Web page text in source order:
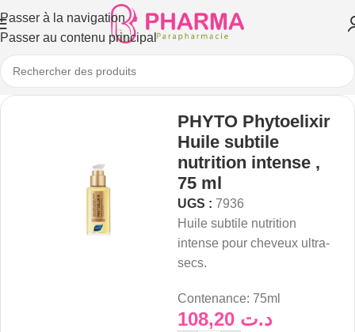
Passer à la navigation
Passer au contenu principal
PHYTO Phytoelixir
Huile subtile
nutrition intense ,
75 ml
UGS : 7936
Huile subtile nutrition
intense pour cheveux ultra-
secs.
Contenance: 75ml
د.ت